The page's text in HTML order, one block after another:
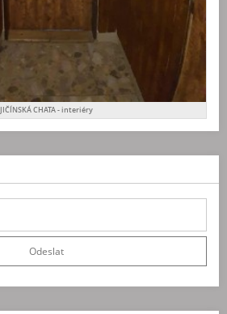
JIČÍNSKÁ CHATA - interiéry